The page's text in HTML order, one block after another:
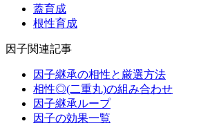
蓋育成
根性育成
因子関連記事
因子継承の相性と厳選方法
相性◎(二重丸)の組み合わせ
因子継承ループ
因子の効果一覧